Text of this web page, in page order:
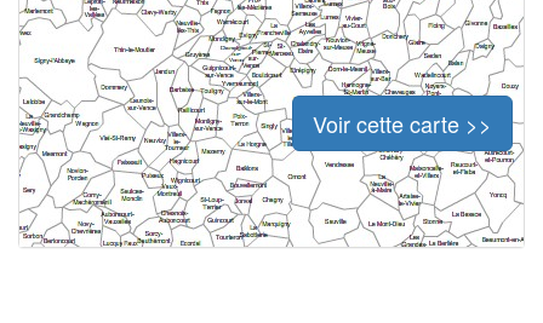
Voir cette carte >>